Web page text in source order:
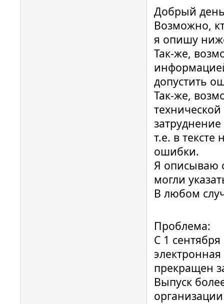
Добрый
Возможно,
я опишу
Так-же,
допустить
Так-же,
т.е. в
ошибки.
Я описываю
могли
В любом
Проблема:
С 1
прекращен
Выпуск